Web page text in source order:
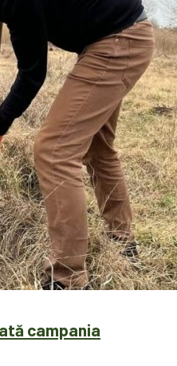
campania